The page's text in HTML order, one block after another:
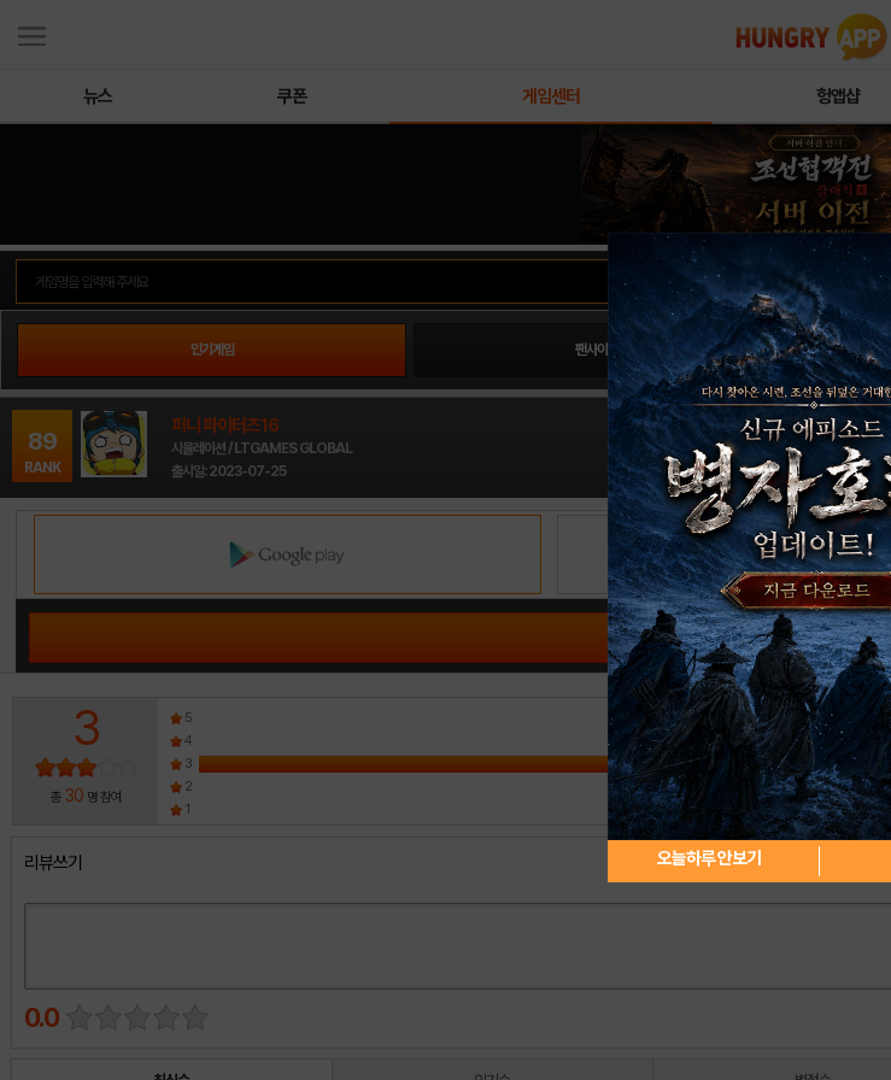
뉴스 쿠폰 게임센터 헝앱샵
인기게임 팬사이트순위
89
RANK
퍼니 파이터즈16
시뮬레이션 / LTGAMES GLOBAL
출시일: 2023-07-25
공략 커뮤니티 바로가기
3
총 30 명 참여
5
4
3
2
1
리뷰쓰기
0.0
오늘하루 안보기